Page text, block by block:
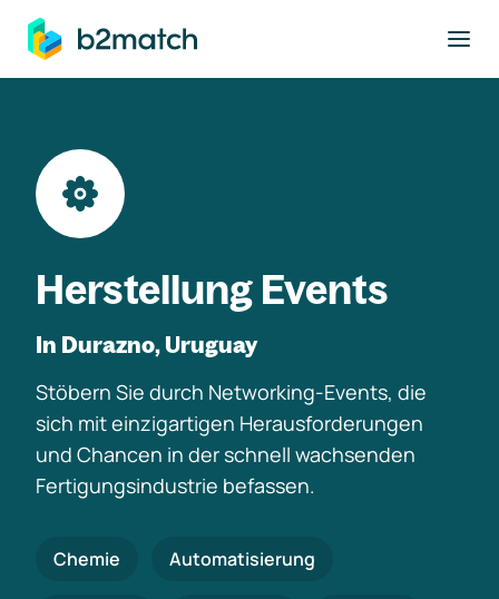
springen
Herstellung Events
In Durazno, Uruguay
Stöbern Sie durch Networking-Events, die
sich mit einzigartigen Herausforderungen
und Chancen in der schnell wachsenden
Fertigungsindustrie befassen.
Chemie Automatisierung